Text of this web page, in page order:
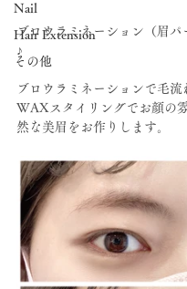
Nail
Hair Extension
その他
ブロウラミネーション（眉パ
♪
ブロウラミネーションで毛流
WAXスタイリングでお顔の
然な美眉をお作りします。